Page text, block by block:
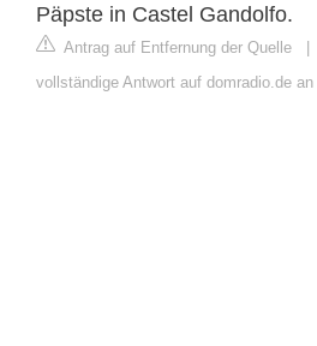
Päpste in Castel Gandolfo.
Antrag auf Entfernung der Quelle |
vollständige Antwort auf domradio.de an